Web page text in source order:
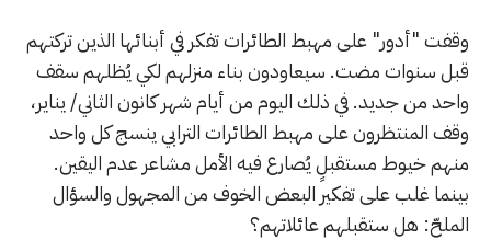
وقفت "أدور" على مهبط الطائرات تفكر في أبنائها الذين تركتهم
قبل سنوات مضت. سيعاودون بناء منزلهم لكي يُظلهم سقف
واحد من جديد. في ذلك اليوم من أيام شهر كانون الثاني/ يناير،
وقف المنتظرون على مهبط الطائرات الترابي ينسج كل واحد
منهم خيوط مستقبلٍ يُصارع فيه الأمل مشاعر عدم اليقين.
بينما غلب على تفكير البعض الخوف من المجهول والسؤال
الملحّ: هل ستقبلهم عائلاتهم؟